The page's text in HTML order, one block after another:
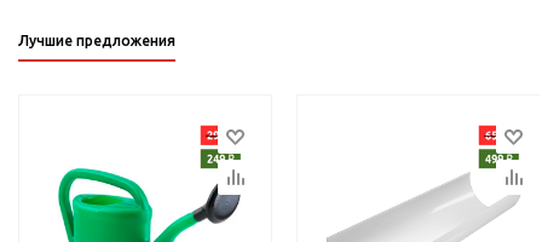
Лучшие предложения